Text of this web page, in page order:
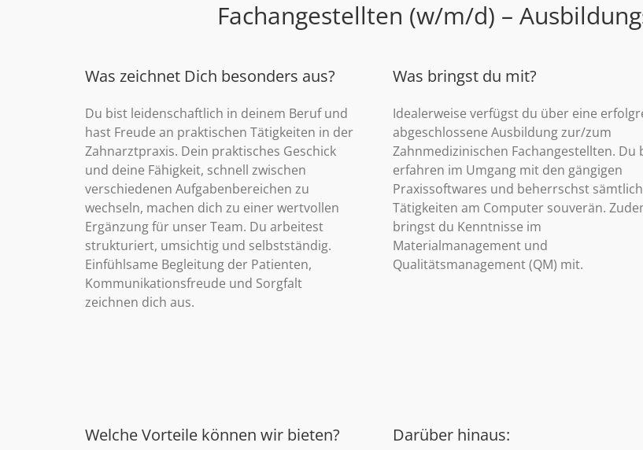
Fachangestellten (w/m/d) –
Was zeichnet Dich besonders aus?
Du bist leidenschaftlich in deinem Beruf und
hast Freude an praktischen Tätigkeiten in der
Zahnarztpraxis. Dein praktisches Geschick
und deine Fähigkeit, schnell zwischen
verschiedenen Aufgabenbereichen zu
wechseln, machen dich zu einer wertvollen
Ergänzung für unser Team. Du arbeitest
strukturiert, umsichtig und selbstständig.
Einfühlsame Begleitung der Patienten,
Kommunikationsfreude und Sorgfalt
zeichnen dich aus.
Was bringst du mit?
Idealerweise verfügst du über eine
abgeschlossene Ausbildung zur/zum
Zahnmedizinischen Fachangestellten. Du
erfahren im Umgang mit den gängigen
Praxissoftwares und beherrschst
Tätigkeiten am Computer souverän.
bringst du Kenntnisse im
Materialmanagement und
Qualitätsmanagement (QM) mit.
Welche Vorteile können wir bieten? Darüber hinaus: